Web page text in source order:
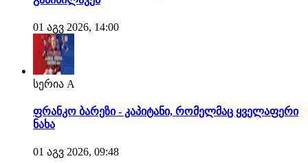
01 აგვ 2026, 14:00
სერია A
ფრანკო ბარეზი - კაპიტანი, რომელმაც ყველაფერი
ნახა
01 აგვ 2026, 09:48